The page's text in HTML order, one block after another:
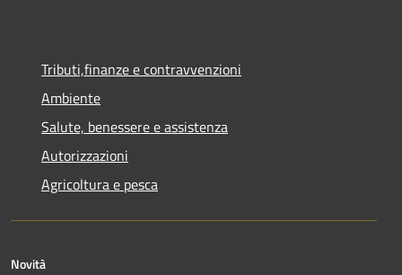
Tributi,finanze e contravvenzioni
Ambiente
Salute, benessere e assistenza
Autorizzazioni
Agricoltura e pesca
Novità